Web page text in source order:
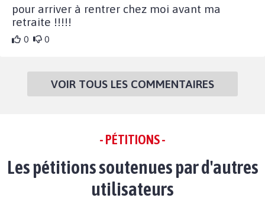
pour arriver à rentrer chez moi avant ma
retraite !!!!!
0 0
VOIR TOUS LES COMMENTAIRES
- PÉTITIONS -
Les pétitions soutenues par d'autres
utilisateurs